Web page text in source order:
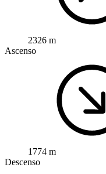
2326 m
Ascenso
1774 m
Descenso